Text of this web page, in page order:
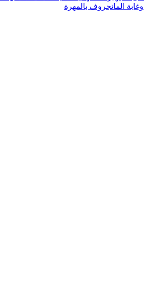
المانجروف بالمهرة